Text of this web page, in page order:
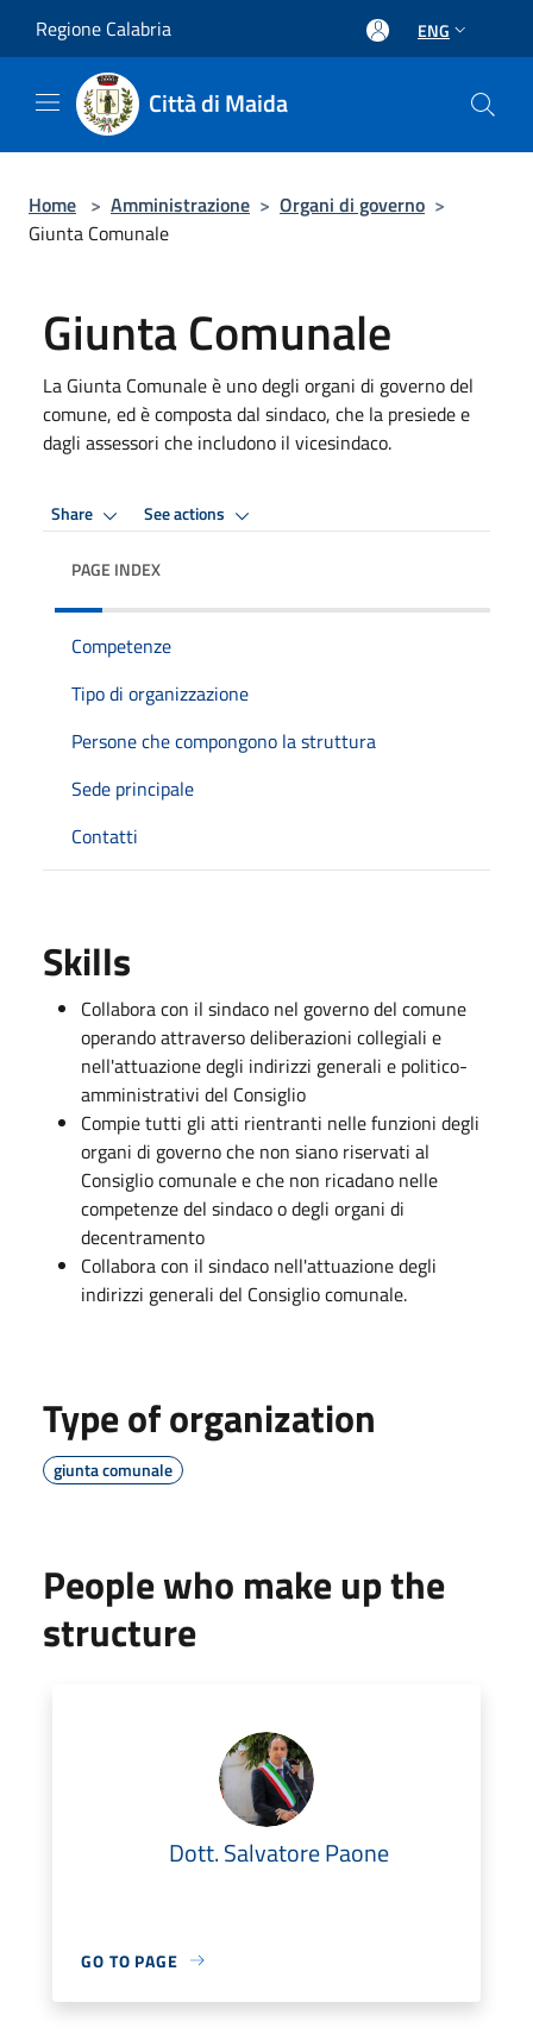
Regione Calabria ENG
Città di Maida
Home > Amministrazione > Organi di governo >
Giunta Comunale
Giunta Comunale
La Giunta Comunale è uno degli organi di governo del
comune, ed è composta dal sindaco, che la presiede e
dagli assessori che includono il vicesindaco.
Share See actions
PAGE INDEX
Competenze
Tipo di organizzazione
Persone che compongono la struttura
Sede principale
Contatti
Skills
Collabora con il sindaco nel governo del comune
operando attraverso deliberazioni collegiali e
nell'attuazione degli indirizzi generali e politico-
amministrativi del Consiglio
Compie tutti gli atti rientranti nelle funzioni degli
organi di governo che non siano riservati al
Consiglio comunale e che non ricadano nelle
competenze del sindaco o degli organi di
decentramento
Collabora con il sindaco nell'attuazione degli
indirizzi generali del Consiglio comunale.
Type of organization
giunta comunale
People who make up the
structure
Dott. Salvatore Paone
GO TO PAGE